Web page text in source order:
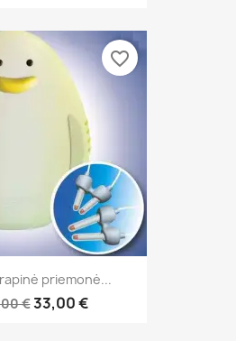
priemonė...
€33,00 €
favorite_border